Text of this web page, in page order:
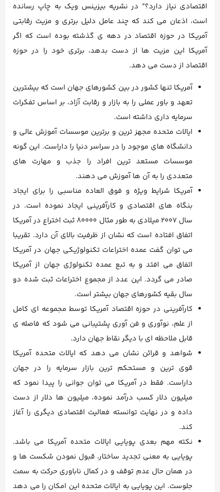
اقتصادی نیاز دارد؟” در نشریه بیزینس ویک به چاپ رسانده
است، اذعان می کند که چند عامل دلیل برتری و مزیت رقابتی
آمریکا در حوزه اقتصاد در دهه ی گذشته بوده است که اگر
آمریکا این مزیت ها از دست بدهد، برتری خود را در حوزه
اقتصاد از دست می دهد.
آمریکا تنها کشور در بین کشورهای جهان است که بیشترین
تعهد و باور عملی را به بازار و رقابت آزاد، بر اساس تفکرات
سرمایه داری داشته است.
ایالات متحده مجهز ترین و برترین موسسات آموزش عالی و
دانشگاه های موجود را در سراسر دنیا را داراست. این گونه
موسسات مستعد ترین افراد را جذب و مهارت های
متعددی را به آن ها آموزش می دهند.
آمریکا شرایط ویژه و فوق العاده مناسبی را برای ایجاد
بنگاه های اقتصادی و کارآفرینی ایجاد نموده است. در
سال 2007 میلادی به طور مثال 80000 ثبت اختراع در آمریکا
اتفاق افتاده است که نشان از ظرفیت بالای آن دارد. تقریبا
می توان گفت عمده اختراعات تکنولوژیکی جهان در آمریکا
اتفاق می افتد و به تبع عمده تکنولوژی جهان از آمریکا
صادر می گردد. این عدد از مجموع اختراعات ثبت شده دو
سال بقیه کشورهای جهان بیشتر است.
کارآفرینی در حوزه اقتصاد آمریکا توسط مجموعه ای کامل
از علم، نوآوری و فن آوری پشتیبانی می شود که فاصله ی
قابل ملاحظه ای با دیگر نقاط جهان دارد.
شواهد و قرائن نشان می دهد که ایالات متحده آمریکا
قوی ترین و مستحکم ترین بازار سرمایه را در جهان
داراست. فقط در آمریکا می توان جوانی را پیدا نمود که
میلیون دلار کسب درآمد نموده، میلیون ها دلار از دست
داده و در نهایت توانسته فعالیت اقتصادی دیگری را آغاز
کند.
نکته مهم بعدی پویایی ایالات متحده آمریکا می باشد.
پویایی به معنی تجدید ساختار، قبول نمودن شکست ها و
در همان حال عدم توقف و در کمال ناباوری حرکت به سمت
جلوست. این پویایی به ایالات متحده این امکان را می دهد